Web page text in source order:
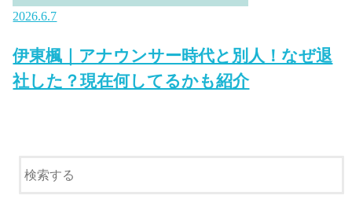
2026.6.7
伊東楓｜アナウンサー時代と別人！なぜ退
社した？現在何してるかも紹介